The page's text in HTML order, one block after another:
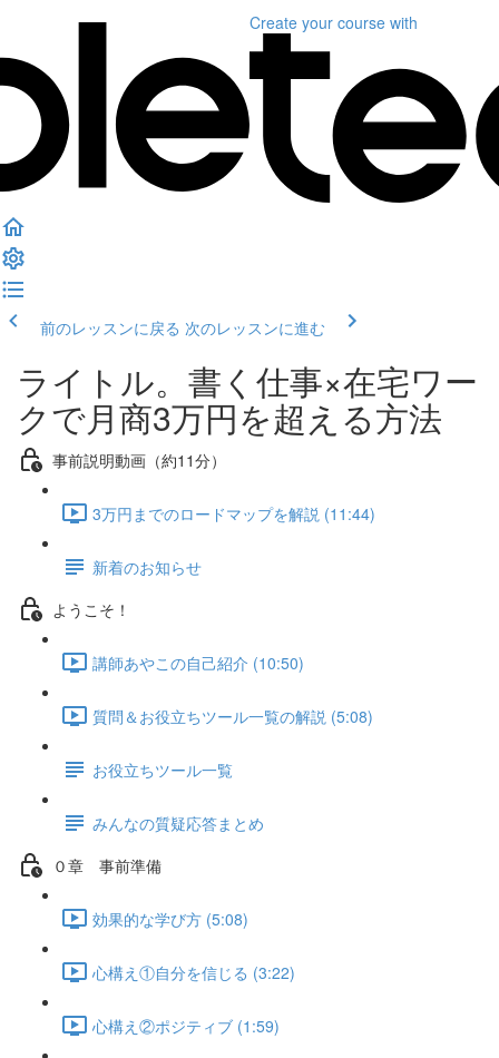
Create your course with
前のレッスンに戻る 次のレッスンに進む
ライトル。書く仕事×在宅ワー
クで月商3万円を超える方法
事前説明動画（約11分）
3万円までのロードマップを解説 (11:44)
新着のお知らせ
ようこそ！
講師あやこの自己紹介 (10:50)
質問＆お役立ちツール一覧の解説 (5:08)
お役立ちツール一覧
みんなの質疑応答まとめ
０章 事前準備
効果的な学び方 (5:08)
心構え①自分を信じる (3:22)
心構え②ポジティブ (1:59)